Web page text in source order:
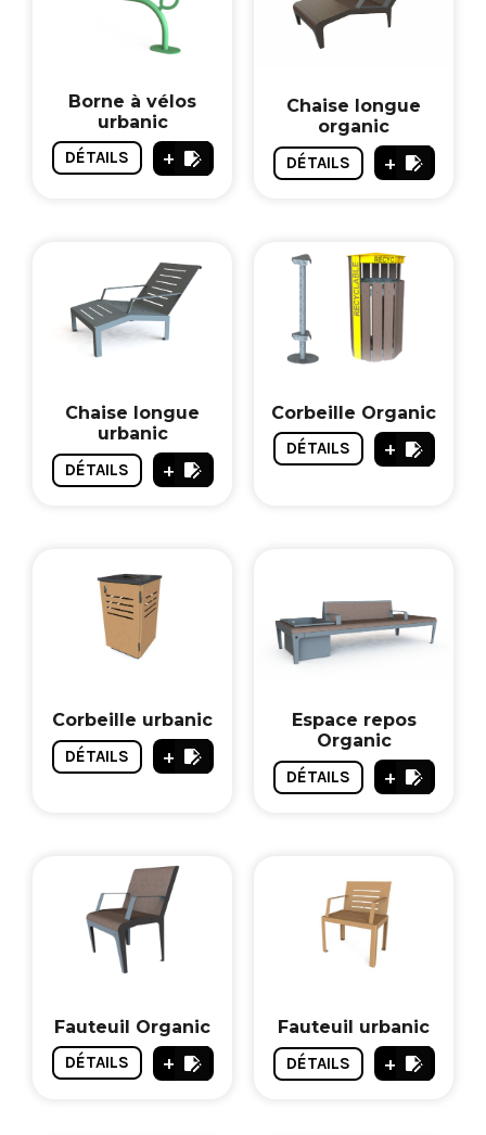
Borne à vélos
urbanic
DÉTAILS +
Chaise longue
organic
DÉTAILS +
Chaise longue
urbanic
DÉTAILS +
Corbeille Organic
DÉTAILS +
Corbeille urbanic
DÉTAILS +
Espace repos
Organic
DÉTAILS +
Fauteuil Organic
DÉTAILS +
Fauteuil urbanic
DÉTAILS +